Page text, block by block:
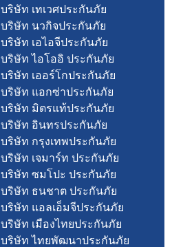
บริษัท เทเวศประกันภัย
บริษัท นวกิจประกันภัย
บริษัท เอไอจีประกันภัย
บริษัท ไอโออิ ประกันภัย
บริษัท เออร์โกประกันภัย
บริษัท แอกซ่าประกันภัย
บริษัท มิตรแท้ประกันภัย
บริษัท อินทรประกันภัย
บริษัท กรุงเทพประกันภัย
บริษัท เจมาร์ท ประกันภัย
บริษัท ซมโปะ ประกันภัย
บริษัท ธนชาต ประกันภัย
บริษัท แอลเอ็มจีประกันภัย
บริษัท เมืองไทยประกันภัย
บริษัท ไทยพัฒนาประกันภัย